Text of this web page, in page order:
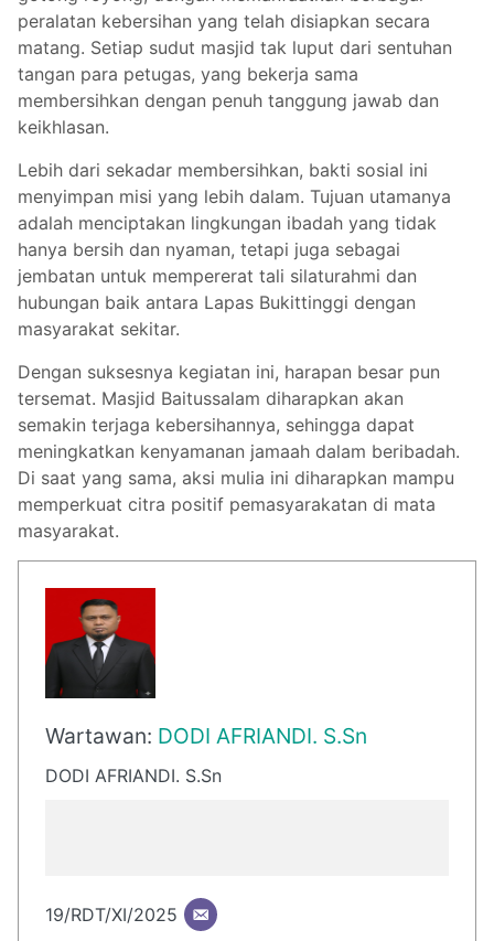
peralatan kebersihan yang telah disiapkan secara
matang. Setiap sudut masjid tak luput dari sentuhan
tangan para petugas, yang bekerja sama
membersihkan dengan penuh tanggung jawab dan
keikhlasan.
Lebih dari sekadar membersihkan, bakti sosial ini
menyimpan misi yang lebih dalam. Tujuan utamanya
adalah menciptakan lingkungan ibadah yang tidak
hanya bersih dan nyaman, tetapi juga sebagai
jembatan untuk mempererat tali silaturahmi dan
hubungan baik antara Lapas Bukittinggi dengan
masyarakat sekitar.
Dengan suksesnya kegiatan ini, harapan besar pun
tersemat. Masjid Baitussalam diharapkan akan
semakin terjaga kebersihannya, sehingga dapat
meningkatkan kenyamanan jamaah dalam beribadah.
Di saat yang sama, aksi mulia ini diharapkan mampu
memperkuat citra positif pemasyarakatan di mata
masyarakat.
Wartawan: DODI AFRIANDI. S.Sn
DODI AFRIANDI. S.Sn
19/RDT/XI/2025